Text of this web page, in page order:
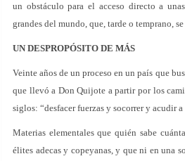
un obstáculo para el acceso directo a
grandes del mundo, que, tarde o temprano,
UN DESPROPÓSITO DE MÁS
Veinte años de un proceso en un país que
que llevó a Don Quijote a partir por los
siglos: “desfacer fuerzas y socorrer y acudir a
Materias elementales que quién sabe
élites adecas y copeyanas, y que ni en una